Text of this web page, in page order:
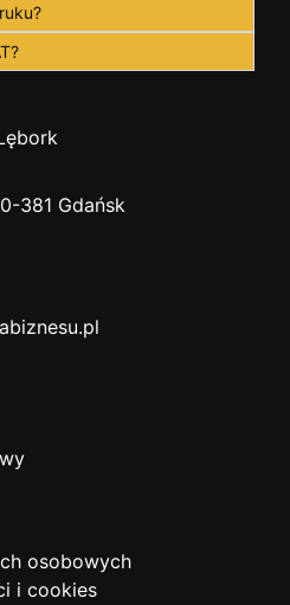
381 Gdańsk
osobowych
i cookies